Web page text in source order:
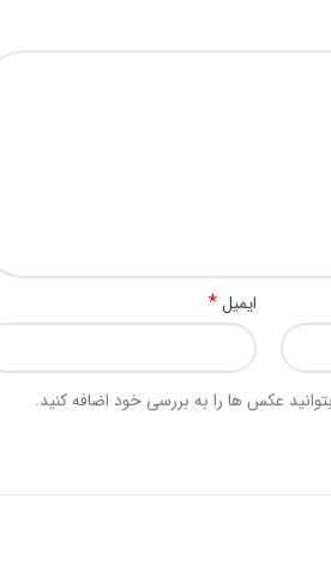
ایمیل*
عکس ها را به بررسی خود اضافه کنید.